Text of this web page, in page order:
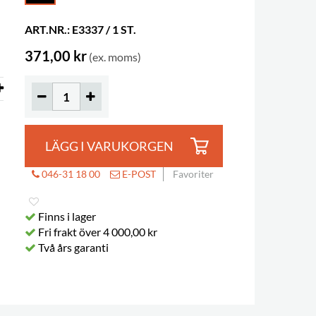
ART.NR.: E3337 / 1 ST.
371,00 kr (ex. moms)
LÄGG I VARUKORGEN
046-31 18 00 E-POST Favoriter
Finns i lager
Fri frakt över 4 000,00 kr
Två års garanti